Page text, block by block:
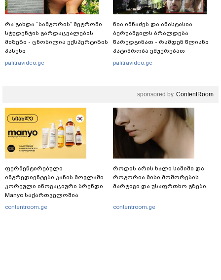
რა გახდა “სამგორის” მეტროში
სტუდენტის გარდაცვალების
მიზეზი - ცნობილია ექსპერტიზის
პასუხი
palitravideo.ge
ნია იმნაძეს და ანასტასია
ბერუაშვილს ბრალდება
წარედგინათ - რამდენ წლიანი
პატიმრობა ემუქრებათ
არასრულწლოვნებს?
palitravideo.ge
sponsored by ContentRoom
ფერმენტირებული
ინგრედიენტები კანის მოვლაში -
კორეული ინოვაციური ბრენდი
Manyo საქართველოშია
contentroom.ge
როდის არის ხალი საშიში და
როგორია მისი მოშორების
მარტივი და უსაფრთხო გზები
contentroom.ge